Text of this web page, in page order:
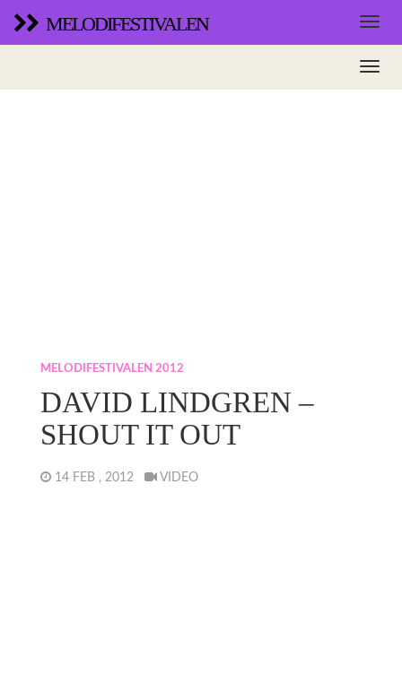
MELODIFESTIVALEN
MELODIFESTIVALEN 2012
DAVID LINDGREN –
SHOUT IT OUT
14 FEB , 2012 VIDEO